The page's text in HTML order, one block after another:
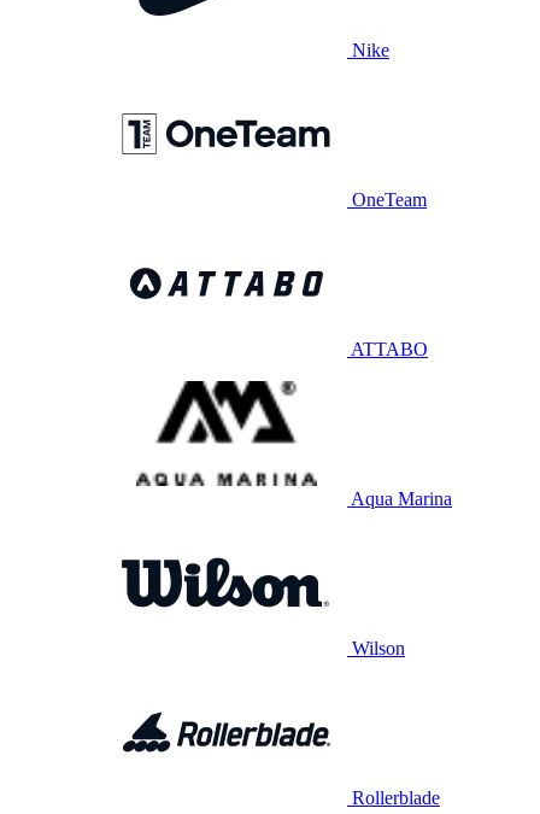
Nike
OneTeam
ATTABO
Aqua Marina
Wilson
Rollerblade